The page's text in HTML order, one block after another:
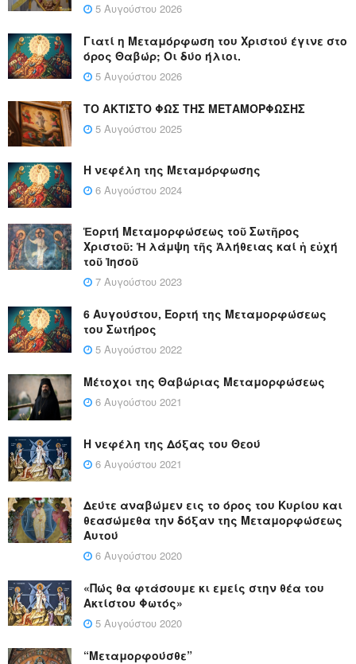
5 Αυγούστου 2026
Γιατί η Μεταμόρφωση του Χριστού έγινε στο
όρος Θαβώρ; Οι δύο ήλιοι.
5 Αυγούστου 2026
ΤΟ ΑΚΤΙΣΤΟ ΦΩΣ ΤΗΣ ΜΕΤΑΜΟΡΦΩΣΗΣ
5 Αυγούστου 2025
Η νεφέλη της Μεταμόρφωσης
6 Αυγούστου 2024
Ἑορτή Μεταμορφώσεως τοῦ Σωτῆρος
Χριστοῦ: Ἡ λάμψη τῆς Ἀλήθειας καί ἡ εὐχή
τοῦ Ἰησοῦ
7 Αυγούστου 2023
6 Αυγούστου, Εορτή της Μεταμορφώσεως
του Σωτήρος
5 Αυγούστου 2022
Μέτοχοι της Θαβώριας Μεταμορφώσεως
6 Αυγούστου 2021
Η νεφέλη της Δόξας του Θεού
6 Αυγούστου 2021
Δεύτε αναβώμεν εις το όρος του Κυρίου και
θεασώμεθα την δόξαν της Μεταμορφώσεως
Αυτού
6 Αυγούστου 2020
«Πώς θα φτάσουμε κι εμείς στην θέα του
Ακτίστου Φωτός»
5 Αυγούστου 2020
“Μεταμορφούσθε”